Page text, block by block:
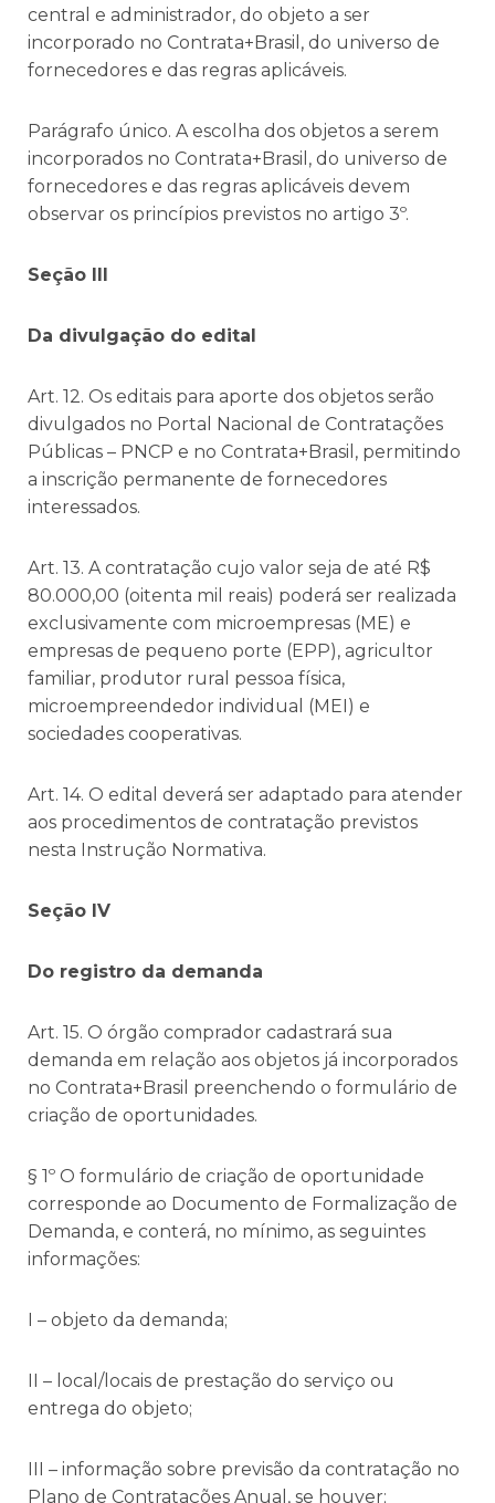
central e administrador, do objeto a ser
incorporado no Contrata+Brasil, do universo de
fornecedores e das regras aplicáveis.
Parágrafo único. A escolha dos objetos a serem
incorporados no Contrata+Brasil, do universo de
fornecedores e das regras aplicáveis devem
observar os princípios previstos no artigo 3º.
Seção III
Da divulgação do edital
Art. 12. Os editais para aporte dos objetos serão
divulgados no Portal Nacional de Contratações
Públicas – PNCP e no Contrata+Brasil, permitindo
a inscrição permanente de fornecedores
interessados.
Art. 13. A contratação cujo valor seja de até R$
80.000,00 (oitenta mil reais) poderá ser realizada
exclusivamente com microempresas (ME) e
empresas de pequeno porte (EPP), agricultor
familiar, produtor rural pessoa física,
microempreendedor individual (MEI) e
sociedades cooperativas.
Art. 14. O edital deverá ser adaptado para atender
aos procedimentos de contratação previstos
nesta Instrução Normativa.
Seção IV
Do registro da demanda
Art. 15. O órgão comprador cadastrará sua
demanda em relação aos objetos já incorporados
no Contrata+Brasil preenchendo o formulário de
criação de oportunidades.
§ 1º O formulário de criação de oportunidade
corresponde ao Documento de Formalização de
Demanda, e conterá, no mínimo, as seguintes
informações:
I – objeto da demanda;
II – local/locais de prestação do serviço ou
entrega do objeto;
III – informação sobre previsão da contratação no
Plano de Contratações Anual, se houver;